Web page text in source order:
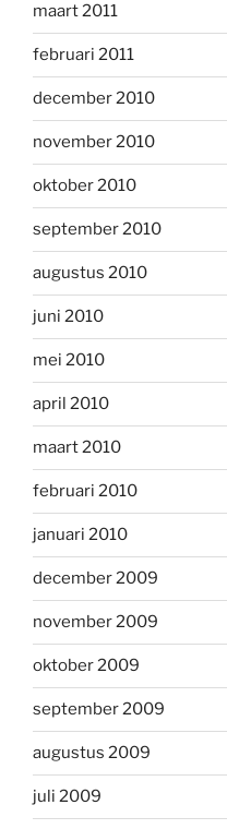
maart 2011
februari 2011
december 2010
november 2010
oktober 2010
september 2010
augustus 2010
juni 2010
mei 2010
april 2010
maart 2010
februari 2010
januari 2010
december 2009
november 2009
oktober 2009
september 2009
augustus 2009
juli 2009